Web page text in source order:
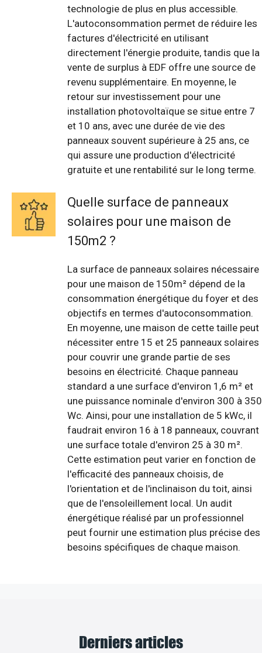
technologie de plus en plus accessible.
L'autoconsommation permet de réduire les
factures d'électricité en utilisant
directement l'énergie produite, tandis que la
vente de surplus à EDF offre une source de
revenu supplémentaire. En moyenne, le
retour sur investissement pour une
installation photovoltaïque se situe entre 7
et 10 ans, avec une durée de vie des
panneaux souvent supérieure à 25 ans, ce
qui assure une production d'électricité
gratuite et une rentabilité sur le long terme.
Quelle surface de panneaux
solaires pour une maison de
150m2 ?
La surface de panneaux solaires nécessaire
pour une maison de 150m² dépend de la
consommation énergétique du foyer et des
objectifs en termes d'autoconsommation.
En moyenne, une maison de cette taille peut
nécessiter entre 15 et 25 panneaux solaires
pour couvrir une grande partie de ses
besoins en électricité. Chaque panneau
standard a une surface d'environ 1,6 m² et
une puissance nominale d'environ 300 à 350
Wc. Ainsi, pour une installation de 5 kWc, il
faudrait environ 16 à 18 panneaux, couvrant
une surface totale d'environ 25 à 30 m².
Cette estimation peut varier en fonction de
l'efficacité des panneaux choisis, de
l'orientation et de l'inclinaison du toit, ainsi
que de l'ensoleillement local. Un audit
énergétique réalisé par un professionnel
peut fournir une estimation plus précise des
besoins spécifiques de chaque maison.
Derniers articles